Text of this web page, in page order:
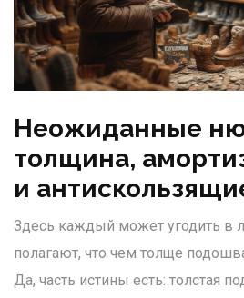
Неожиданные
толщина,
и
Здесь каждый может угодить в
полагают, что чем толще
Да, часть истины есть: толстая